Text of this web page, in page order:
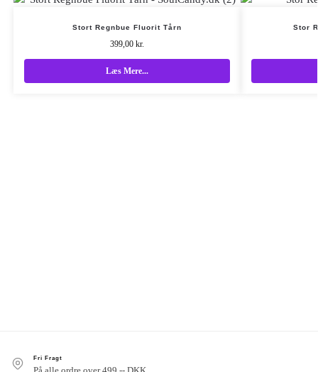
Stort Regnbue Fluorit Tårn
399,00 kr.
Læs Mere...
Stor
Fri Fragt